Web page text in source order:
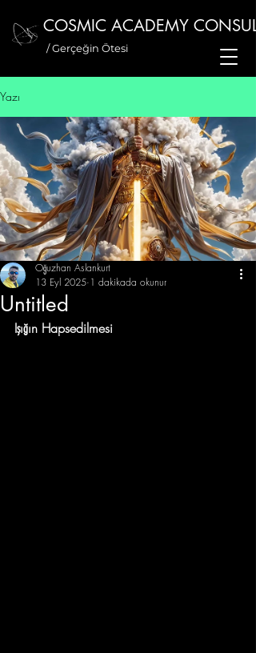
COSMIC ACADEMY
/ Gerçeğin Ötesi
Yazı
Untitled
Oğuzhan Aslankurt
13 Eyl 2025 1 dakikada okunur
Işığın Hapsedilmesi